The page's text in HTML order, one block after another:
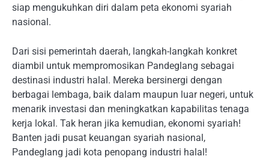
siap mengukuhkan diri dalam peta ekonomi syariah
nasional.
Dari sisi pemerintah daerah, langkah-langkah konkret
diambil untuk mempromosikan Pandeglang sebagai
destinasi industri halal. Mereka bersinergi dengan
berbagai lembaga, baik dalam maupun luar negeri, untuk
menarik investasi dan meningkatkan kapabilitas tenaga
kerja lokal. Tak heran jika kemudian, ekonomi syariah!
Banten jadi pusat keuangan syariah nasional,
Pandeglang jadi kota penopang industri halal!